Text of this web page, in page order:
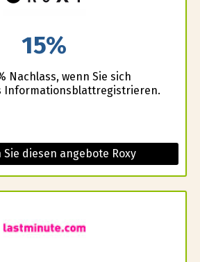
15%
Nachlass, wenn Sie sich
Informationsblattregistrieren.
Sie diesen angebote Roxy